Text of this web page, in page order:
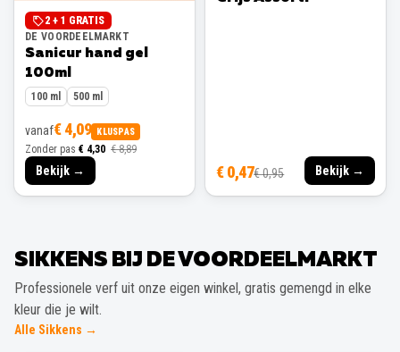
2 + 1 GRATIS
DE VOORDEELMARKT
Sanicur hand gel
100ml
100 ml 500 ml
vanaf€ 4,09 KLUSPAS
Zonder pas € 4,30 € 8,89
Bekijk → € 0,47€ 0,95 Bekijk →
SIKKENS BIJ DE VOORDEELMARKT
Professionele verf uit onze eigen winkel, gratis gemengd in elke
kleur die je wilt.
Alle Sikkens →